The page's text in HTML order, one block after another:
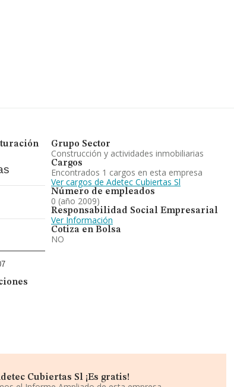
Grupo Sector
Construcción y actividades inmobiliarias
Cargos
Encontrados 1 cargos en esta empresa
Ver cargos de Adetec Cubiertas Sl
Número de empleados
0 (año 2009)
Responsabilidad Social Empresarial
Ver Información
Cotiza en Bolsa
NO
Cubiertas Sl ¡Es gratis!